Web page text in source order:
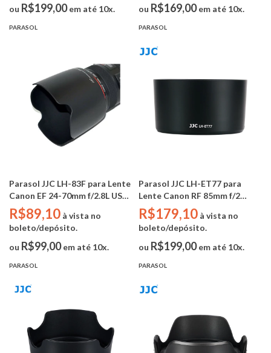
ou R$199,00em até 10x.
PARASOL
ou R$169,00em até 10x.
PARASOL
Parasol JJC LH-83F para Lente
Canon EF 24-70mm f/2.8L USM
(Substitui Canon EW-83F)
R$89,10 à vista no
boleto/depósito.
ou R$99,00em até 10x.
PARASOL
Parasol JJC LH-ET77 para
Lente Canon RF 85mm f/2
MACRO IS STM (Substitui
Canon EW-ET77)
R$179,10 à vista no
boleto/depósito.
ou R$199,00em até 10x.
PARASOL